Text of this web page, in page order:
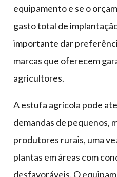
equipamento e se o
gasto total de
importante dar
marcas que oferecem
agricultores.
A estufa agrícola pode
demandas de pequenos,
produtores rurais, uma
plantas em áreas com
desfavoráveis. O